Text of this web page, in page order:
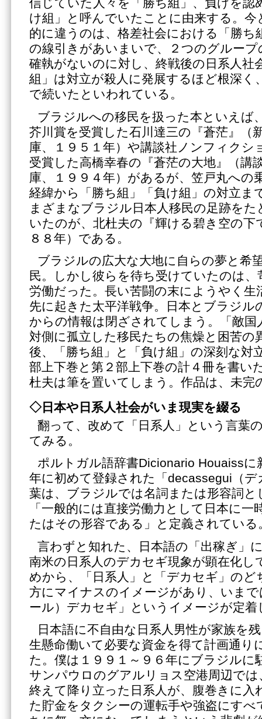
信じていた人々を「勝ち組」、負けを認
け組」と呼んでいたことに由来する。今
的に違うのは、格差社会における「勝ち
の線引きがあいまいで、２つのグルー
確執がないのに対し、終戦後の日系人社
組」は対立が殺人に発展するほど根深く
で続いたといわれている。
ブラジルへの移民を扱った本といえば
芥川賞を受賞した石川達三の『蒼茫』（
庫、１９５１年）や講談社ノンフィクシ
受賞した高橋幸春の『蒼茫の大地』（講
庫、１９９４年）があるが、笠戸丸への
経緯から「勝ち組」「負け組」の対立ま
まざまなブラジル日本人移民の足跡を
いたのが、北杜夫の『輝ける碧き空の下
８８年）である。
ブラジルの広大な大地に自らの夢と希
民。しかし彼らを待ち受けていたのは、
労働だった。長い苦闘の末にようやく生
先に起きた太平洋戦争。日本とブラジル
からの情報は閉ざされてしまう。「敵国
対側に孤立した移民たちの焦燥と困苦の
後、「勝ち組」と「負け組」の深刻な
部上下巻と第２部上下巻の計４冊を書い
杜夫は筆を置いてしまう。作品は、未完
◇日本や日系人社会がいま現実を綴る
翻って、改めて「日系人」という言葉
てみる。
ポルトガル語辞書Dicionario Houaissに
年に初めて登録された「decassegui（
葉は、ブラジルでは名詞または形容詞
「一般的には直接労働力として日本に一
たはその形容である」と定義されている
言わずと知れた、日本語の「出稼ぎ」
南米の日系人のデカセギ現象が顕在化し
めから、「日系人」と「デカセギ」の
方にマイナスのイメージがあり、いま
ール）デカセギ」というイメージが定着
日本語に不自由な日系人男性が家族を
生懸命働いて必要な資金を得て計画通り
た。僕は１９９１～９６年にブラジルに
サンパウロのグアルリョス空港周辺で
終えて降り立った日系人が、腹巻きに入
た貯金をタクシーの運転手や強盗にすべ